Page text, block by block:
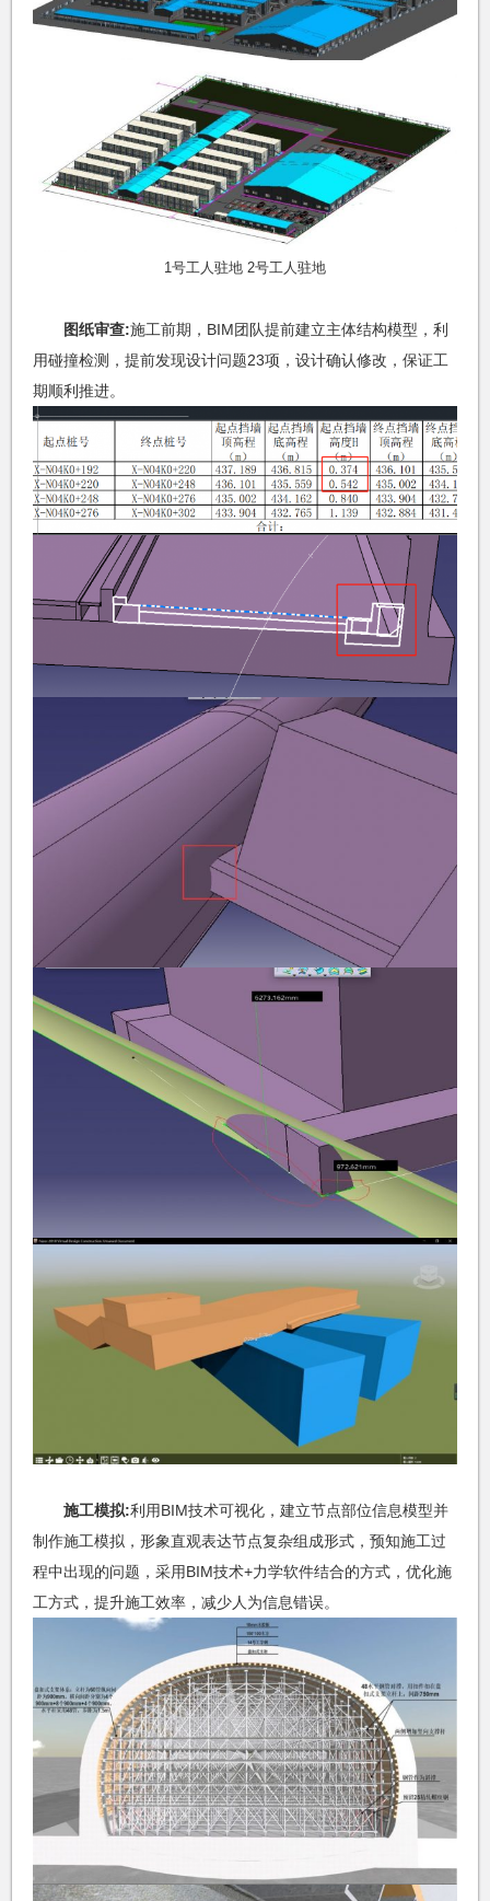
1号工人驻地 2号工人驻地
图纸审查:施工前期，BIM团队提前建立主体结构模型，利
用碰撞检测，提前发现设计问题23项，设计确认修改，保证工
期顺利推进。
施工模拟:利用BIM技术可视化，建立节点部位信息模型并
制作施工模拟，形象直观表达节点复杂组成形式，预知施工过
程中出现的问题，采用BIM技术+力学软件结合的方式，优化施
工方式，提升施工效率，减少人为信息错误。